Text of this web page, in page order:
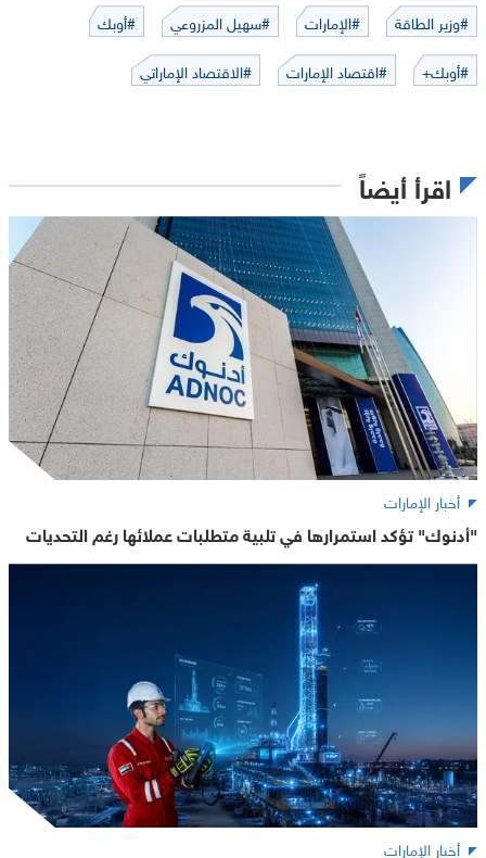
#وزير الطاقة #الإمارات #سهيل المزروعي
#أوبك
#أوبك+
#اقتصاد الإمارات #الاقتصاد الإماراتي
اقرأ أيضاً
أخبار الإمارات
"أدنوك" تؤكد استمرارها في تلبية متطلبات عملائها رغم التحديات
أخبار الإمارات